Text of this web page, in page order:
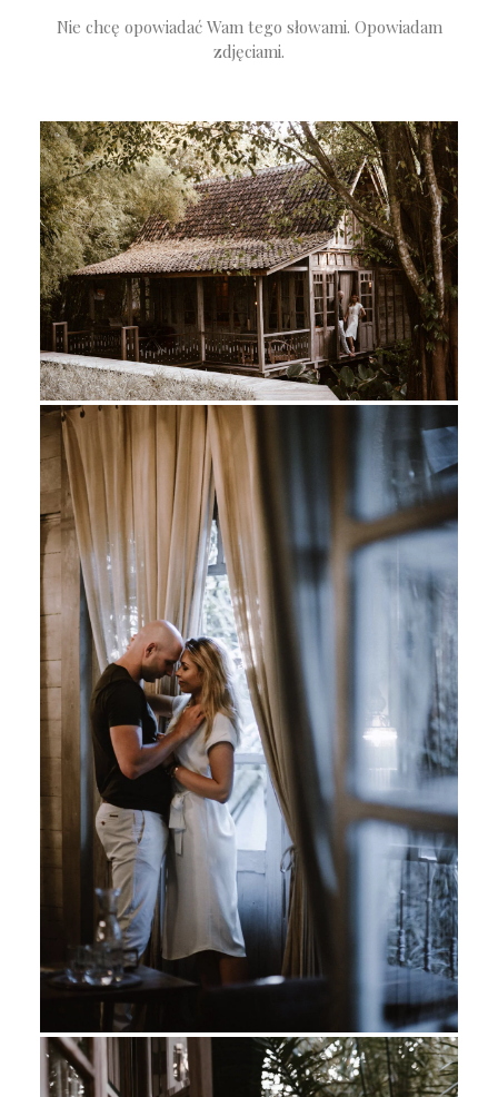
Nie chcę opowiadać Wam tego słowami. Opowiadam
zdjęciami.